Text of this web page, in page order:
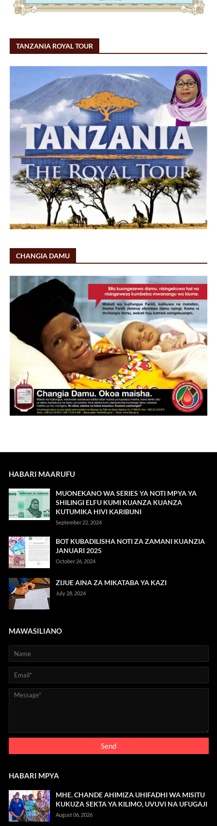
TANZANIA ROYAL TOUR
CHANGIA DAMU
HABARI MAARUFU
MUONEKANO WA SERIES YA NOTI MPYA YA
SHILINGI ELFU KUMI KUANZA KUANZA
KUTUMIKA HIVI KARIBUNI
September 22, 2024
BOT KUBADILISHA NOTI ZA ZAMANI KUANZIA
JANUARI 2025
October 26, 2024
ZIJUE AINA ZA MIKATABA YA KAZI
July 28, 2024
MAWASILIANO
HABARI MPYA
MHE. CHANDE AHIMIZA UHIFADHI WA MISITU
KUKUZA SEKTA YA KILIMO, UVUVI NA UFUGAJI
August 06, 2026